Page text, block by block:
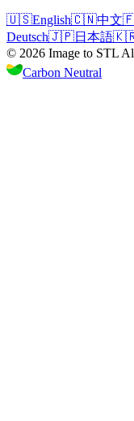
🇺🇸English🇨🇳中文
Deutsch🇯🇵日本語
© 2026 Image to STL
Carbon Neutral